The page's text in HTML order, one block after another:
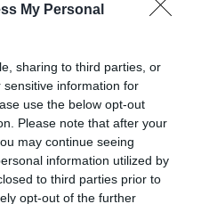
My Personal
sharing to third parties, or
information for
use the below opt-out
Please note that after your
may continue seeing
information utilized by
to third parties prior to
opt-out of the further
FHD HDMI DP